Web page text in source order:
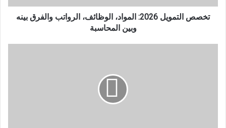
وبين
المحاسبة
تخصص التمويل 2026: المواد، الوظائف، الرواتب والفرق بينه
وبين المحاسبة